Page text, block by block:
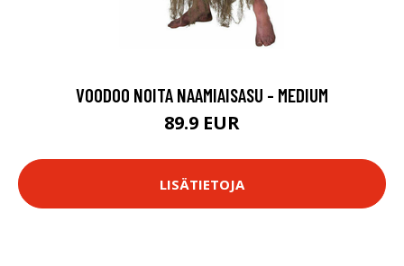
VOODOO NOITA NAAMIAISASU - MEDIUM
89.9 EUR
LISÄTIETOJA